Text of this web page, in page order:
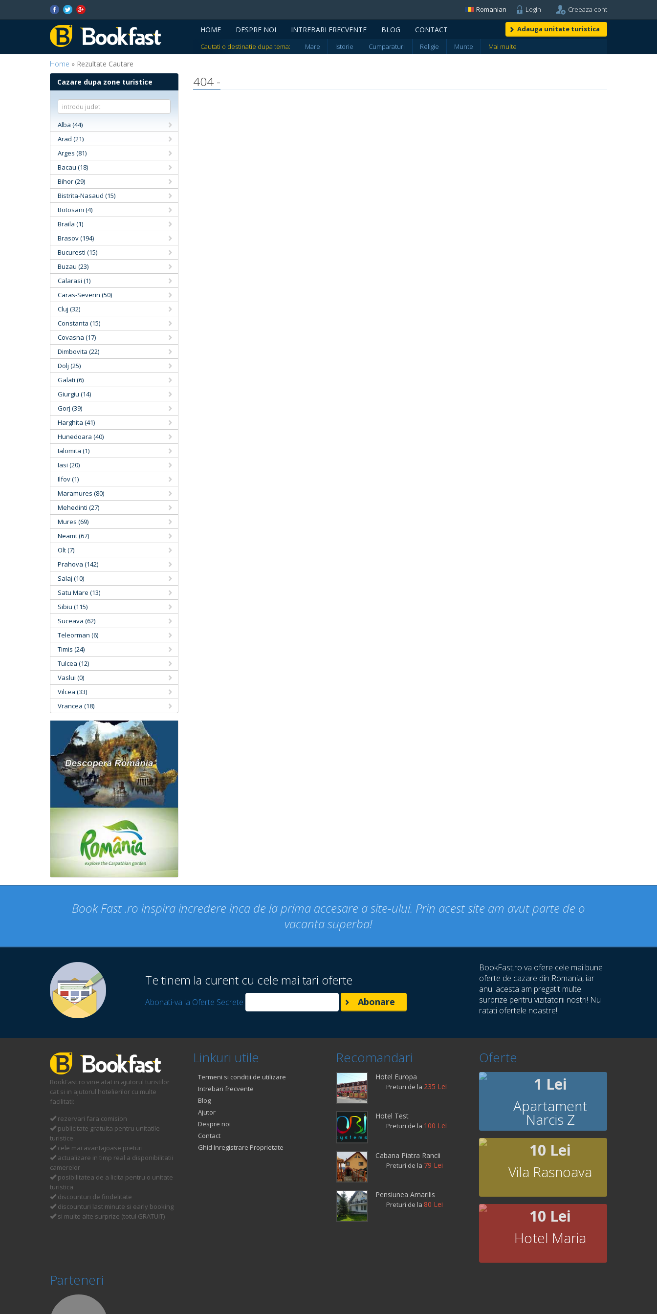
Login Creeaza cont
Romanian
HOME DESPRE NOI INTREBARI FRECVENTE BLOG CONTACT
Adauga unitate turistica
Cautati o destinatie dupa tema:
Mare Istorie Cumparaturi Religie Munte Mai multe
Home » Rezultate Cautare
Cazare dupa zone turistice
Alba (44)
Arad (21)
Arges (81)
Bacau (18)
Bihor (29)
Bistrita-Nasaud (15)
Botosani (4)
Braila (1)
Brasov (194)
Bucuresti (15)
Buzau (23)
Calarasi (1)
Caras-Severin (50)
Cluj (32)
Constanta (15)
Covasna (17)
Dimbovita (22)
Dolj (25)
Galati (6)
Giurgiu (14)
Gorj (39)
Harghita (41)
Hunedoara (40)
Ialomita (1)
Iasi (20)
Ilfov (1)
Maramures (80)
Mehedinti (27)
Mures (69)
Neamt (67)
Olt (7)
Prahova (142)
Salaj (10)
Satu Mare (13)
Sibiu (115)
Suceava (62)
Teleorman (6)
Timis (24)
Tulcea (12)
Vaslui (0)
Vilcea (33)
Vrancea (18)
404 -
Book Fast .ro inspira incredere inca de la prima accesare a site-ului. Prin acest site am avut parte de o
vacanta superba!
Te tinem la curent cu cele mai tari oferte
Abonati-va la Oferte Secrete
BookFast.ro va ofere cele mai bune
oferte de cazare din Romania, iar
anul acesta am pregatit multe
surprize pentru vizitatorii nostri! Nu
ratati ofertele noastre!
BookFast.ro vine atat in ajutorul turistilor
cat si in ajutorul hotelierilor cu multe
facilitati:
rezervari fara comision
publicitate gratuita pentru unitatile
turistice
cele mai avantajoase preturi
actualizare in timp real a disponibilitatii
camerelor
posibilitatea de a licita pentru o unitate
turistica
discounturi de findelitate
discounturi last minute si early booking
si multe alte surprize (totul GRATUIT)
Linkuri utile
Termeni si conditii de utilizare
Intrebari frecvente
Blog
Ajutor
Despre noi
Contact
Ghid Inregistrare Proprietate
Recomandari
Hotel Europa
Preturi de la 235 Lei
Hotel Test
Preturi de la 100 Lei
Cabana Piatra Rancii
Preturi de la 79 Lei
Pensiunea Amarilis
Preturi de la 80 Lei
Oferte
1 Lei
Apartament
Narcis Z
10 Lei
Vila Rasnoava
10 Lei
Hotel Maria
Parteneri